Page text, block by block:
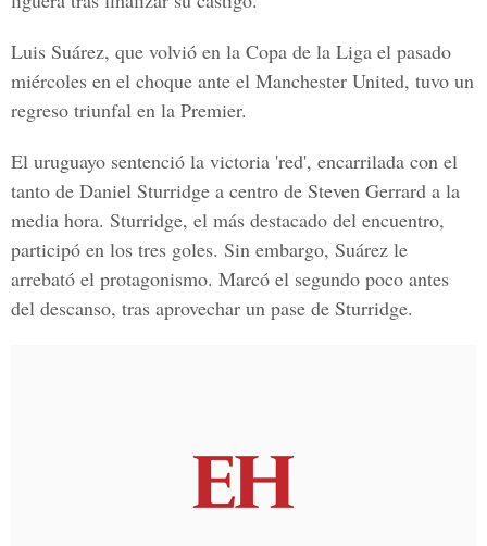
Luis Suárez, que volvió en la Copa de la Liga el pasado
miércoles en el choque ante el Manchester United, tuvo un
regreso triunfal en la Premier.
El uruguayo sentenció la victoria 'red', encarrilada con el
tanto de Daniel Sturridge a centro de Steven Gerrard a la
media hora. Sturridge, el más destacado del encuentro,
participó en los tres goles. Sin embargo, Suárez le
arrebató el protagonismo. Marcó el segundo poco antes
del descanso, tras aprovechar un pase de Sturridge.